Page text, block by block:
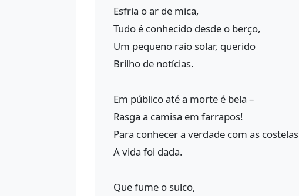
Esfria o ar de mica,
Tudo é conhecido desde o berço,
Um pequeno raio solar, querido
Brilho de notícias.
Em público até a morte é bela –
Rasga a camisa em farrapos!
Para conhecer a verdade com as costelas
A vida foi dada.
Que fume o sulco,